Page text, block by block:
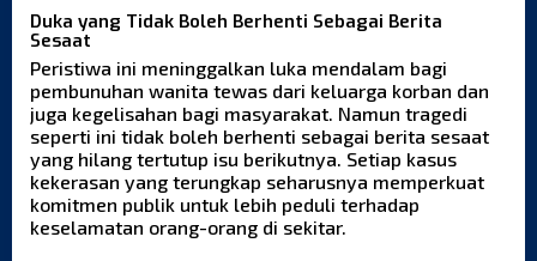
Duka yang Tidak Boleh Berhenti Sebagai Berita
Sesaat
Peristiwa ini meninggalkan luka mendalam bagi
pembunuhan wanita tewas dari keluarga korban dan
juga kegelisahan bagi masyarakat. Namun tragedi
seperti ini tidak boleh berhenti sebagai berita sesaat
yang hilang tertutup isu berikutnya. Setiap kasus
kekerasan yang terungkap seharusnya memperkuat
komitmen publik untuk lebih peduli terhadap
keselamatan orang-orang di sekitar.